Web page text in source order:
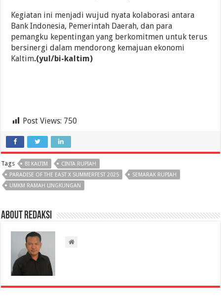
Kegiatan ini menjadi wujud nyata kolaborasi antara
Bank Indonesia, Pemerintah Daerah, dan para
pemangku kepentingan yang berkomitmen untuk terus
bersinergi dalam mendorong kemajuan ekonomi
Kaltim.(yul/bi-kaltim)
Post Views: 750
Tags BI KALTIM
CINTA RUPIAH
PARADISE OF THE EAST X SUMMERFEST 2025
SEMARAK RUPIAH
UMKM RAMAH LINGKUNGAN
About Redaksi